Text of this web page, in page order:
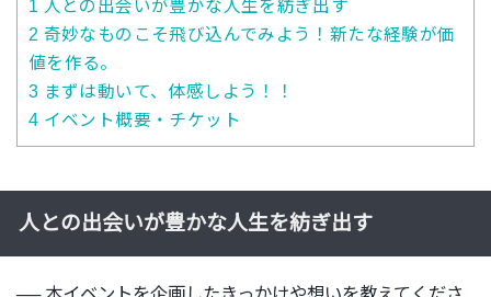
1 人との出会いが豊かな人生を紡ぎ出す
2 奇妙なものこそ飛び込んでみよう！新たな経験が価
値を作る。
3 まずは動いて、体感しよう！！
4 イベント概要・チケット
人との出会いが豊かな人生を紡ぎ出す